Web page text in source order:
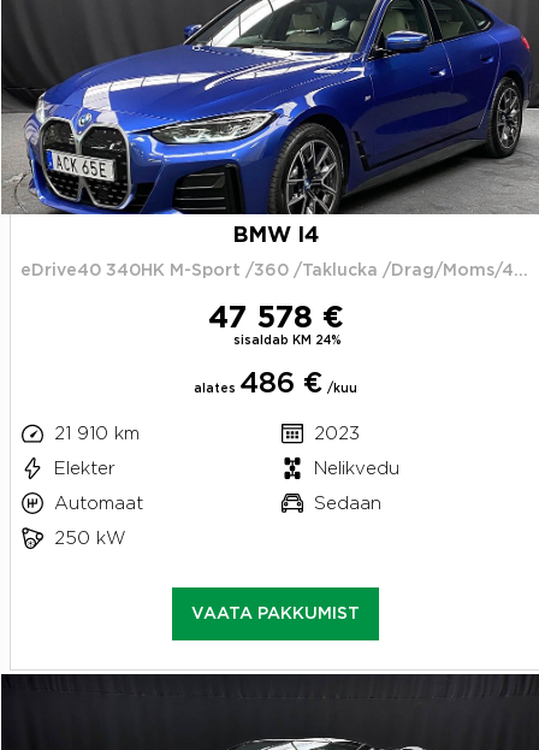
BMW I4
eDrive40 340HK M-Sport /360 /Taklucka /Drag/Moms/4.95%
47 578 €
sisaldab KM 24%
alates 486 € /kuu
21 910 km
2023
Elekter
Nelikvedu
Automaat
Sedaan
250 kW
VAATA PAKKUMIST